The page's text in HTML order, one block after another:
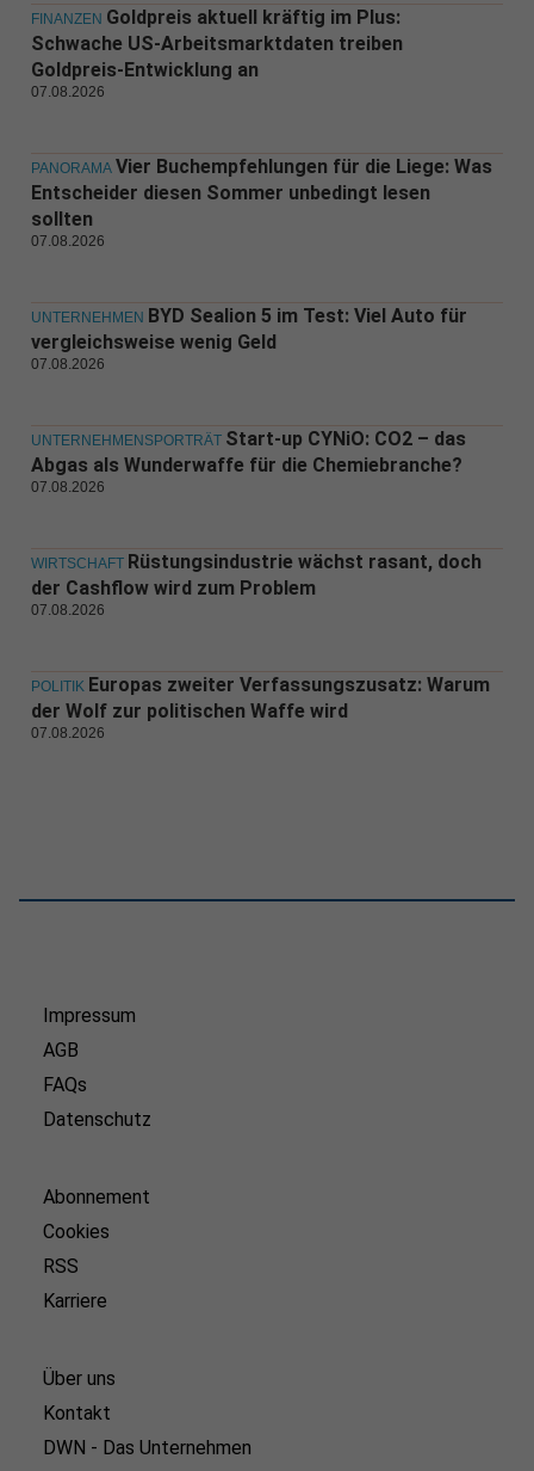
FINANZEN Goldpreis aktuell kräftig im Plus:
Schwache US-Arbeitsmarktdaten treiben
Goldpreis-Entwicklung an
07.08.2026
PANORAMA Vier Buchempfehlungen für die Liege: Was
Entscheider diesen Sommer unbedingt lesen
sollten
07.08.2026
UNTERNEHMEN BYD Sealion 5 im Test: Viel Auto für
vergleichsweise wenig Geld
07.08.2026
UNTERNEHMENSPORTRÄT Start-up CYNiO: CO2 – das
Abgas als Wunderwaffe für die Chemiebranche?
07.08.2026
WIRTSCHAFT Rüstungsindustrie wächst rasant, doch
der Cashflow wird zum Problem
07.08.2026
POLITIK Europas zweiter Verfassungszusatz: Warum
der Wolf zur politischen Waffe wird
07.08.2026
Impressum
AGB
FAQs
Datenschutz
Abonnement
Cookies
RSS
Karriere
Über uns
Kontakt
DWN - Das Unternehmen